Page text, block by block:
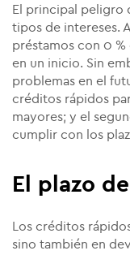
El principal peligro
tipos de intereses.
préstamos con 0
en un inicio. Sin
problemas en el
créditos rápidos
mayores; y el
cumplir con los
El plazo
Los créditos
sino también en